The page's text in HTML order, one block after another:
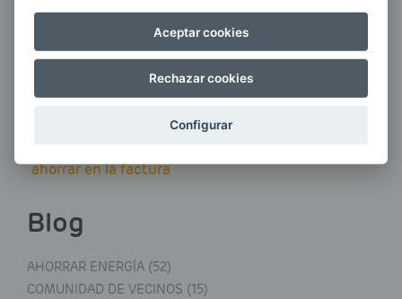
puedes ver cuánto ahorras en tu zona en
Entra en Clickgasoil.com, consulta tu
precio y llena el depósito al mejor precio antes
¡Así te aseguras un invierno más
tranquilo y económico!
ahorrar en la factura
Blog
AHORRAR ENERGÍA (52)
COMUNIDAD DE VECINOS (15)
Aceptar cookies
Rechazar cookies
Configurar